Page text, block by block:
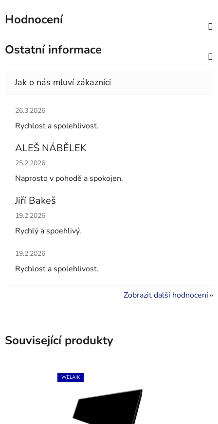
Hodnocení
Ostatní informace
Hodnocení obchodu je 5 z 5 hvězdiček.
26.3.2026
Rychlost a spolehlivost.
ALEŠ NÁBĚLEK
Hodnocení obchodu je 5 z 5 hvězdiček.
25.2.2026
Naprosto v pohodě a spokojen.
Jiří Bakeš
Hodnocení obchodu je 5 z 5 hvězdiček.
19.2.2026
Rychlý a spoehlivý.
Hodnocení obchodu je 5 z 5 hvězdiček.
19.2.2026
Rychlost a spolehlivost.
Zobrazit další hodnocení
Související produkty
WELAIK